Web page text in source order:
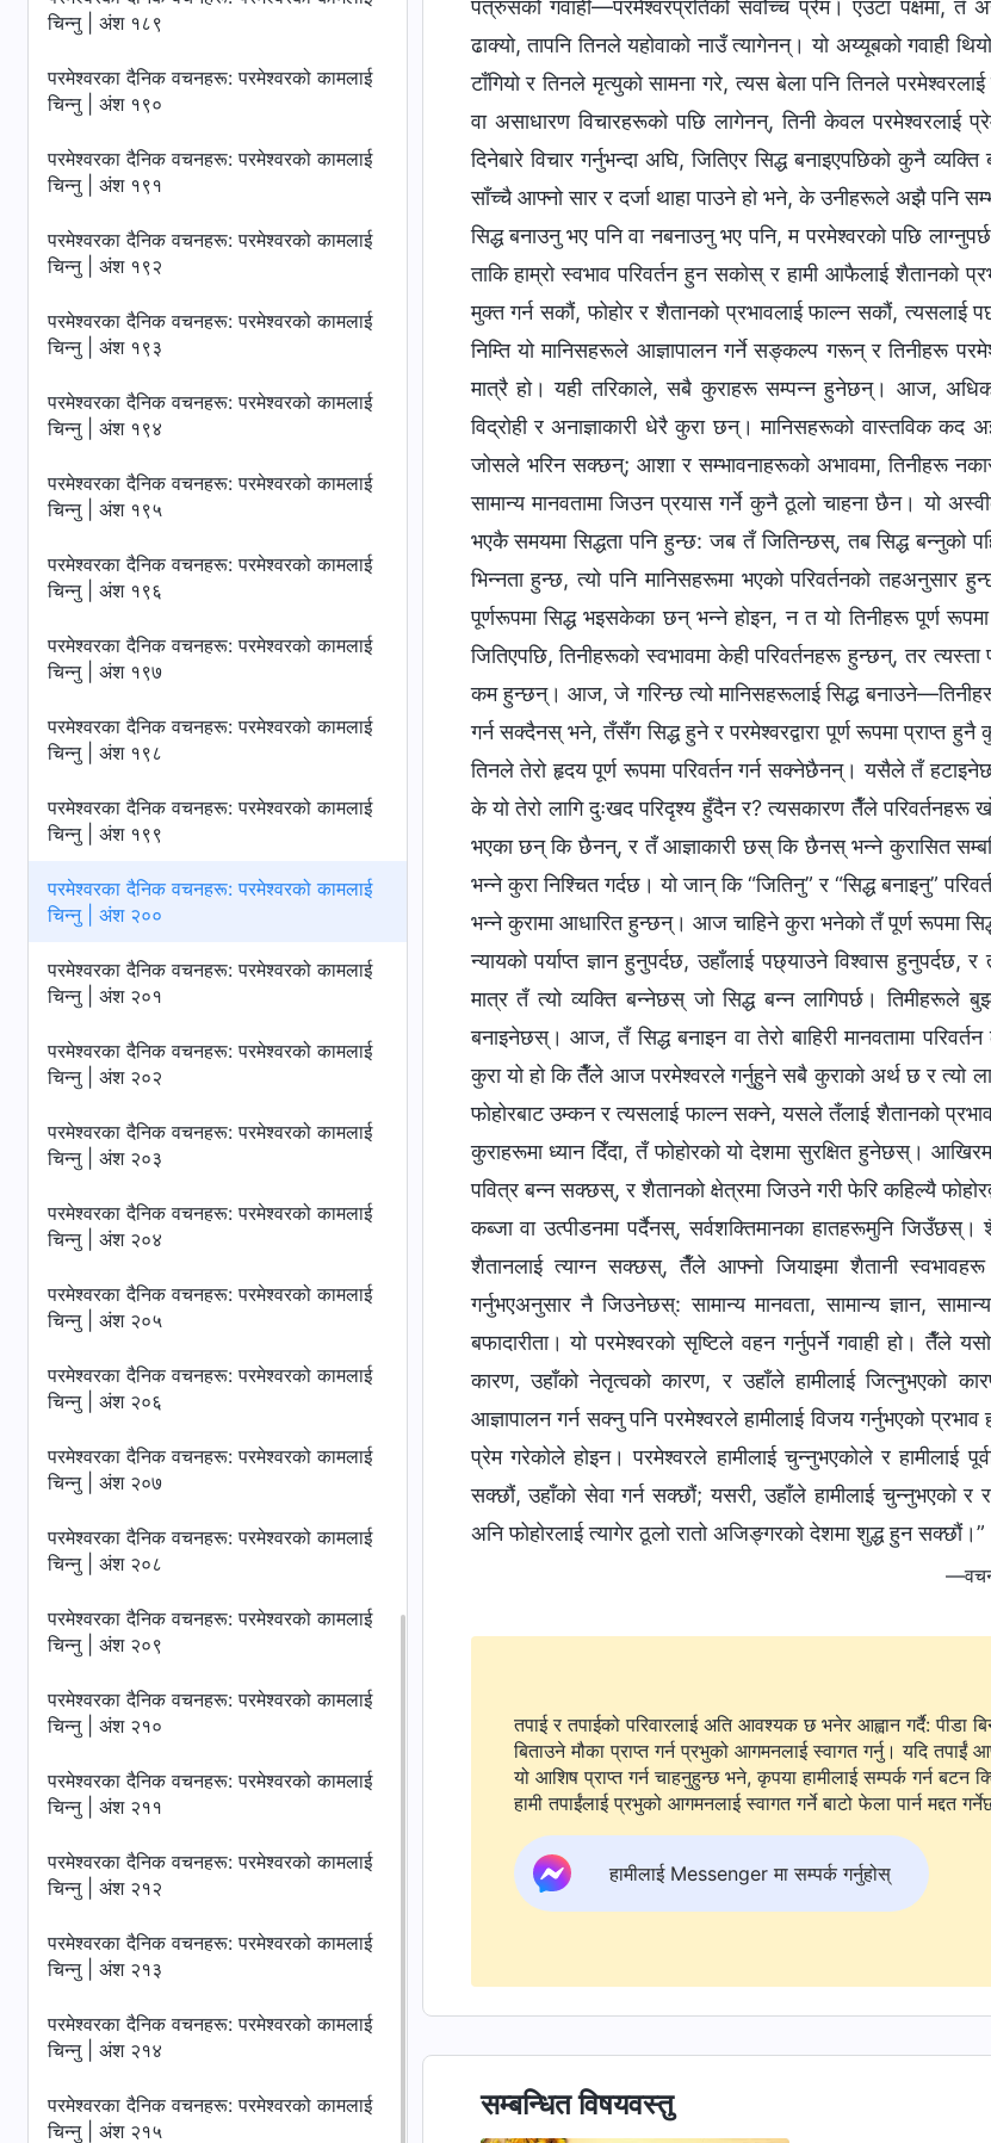
चिन्‍नु | अंश १८९
परमेश्‍वरका दैनिक वचनहरू: परमेश्‍वरको कामलाई
चिन्‍नु | अंश १९०
परमेश्‍वरका दैनिक वचनहरू: परमेश्‍वरको कामलाई
चिन्‍नु | अंश १९१
परमेश्‍वरका दैनिक वचनहरू: परमेश्‍वरको कामलाई
चिन्‍नु | अंश १९२
परमेश्‍वरका दैनिक वचनहरू: परमेश्‍वरको कामलाई
चिन्‍नु | अंश १९३
परमेश्‍वरका दैनिक वचनहरू: परमेश्‍वरको कामलाई
चिन्‍नु | अंश १९४
परमेश्‍वरका दैनिक वचनहरू: परमेश्‍वरको कामलाई
चिन्‍नु | अंश १९५
परमेश्‍वरका दैनिक वचनहरू: परमेश्‍वरको कामलाई
चिन्‍नु | अंश १९६
परमेश्‍वरका दैनिक वचनहरू: परमेश्‍वरको कामलाई
चिन्‍नु | अंश १९७
परमेश्‍वरका दैनिक वचनहरू: परमेश्‍वरको कामलाई
चिन्‍नु | अंश १९८
परमेश्‍वरका दैनिक वचनहरू: परमेश्‍वरको कामलाई
चिन्‍नु | अंश १९९
परमेश्‍वरका दैनिक वचनहरू: परमेश्‍वरको कामलाई
चिन्‍नु | अंश २००
परमेश्‍वरका दैनिक वचनहरू: परमेश्‍वरको कामलाई
चिन्‍नु | अंश २०१
परमेश्‍वरका दैनिक वचनहरू: परमेश्‍वरको कामलाई
चिन्‍नु | अंश २०२
परमेश्‍वरका दैनिक वचनहरू: परमेश्‍वरको कामलाई
चिन्‍नु | अंश २०३
परमेश्‍वरका दैनिक वचनहरू: परमेश्‍वरको कामलाई
चिन्‍नु | अंश २०४
परमेश्‍वरका दैनिक वचनहरू: परमेश्‍वरको कामलाई
चिन्‍नु | अंश २०५
परमेश्‍वरका दैनिक वचनहरू: परमेश्‍वरको कामलाई
चिन्‍नु | अंश २०६
परमेश्‍वरका दैनिक वचनहरू: परमेश्‍वरको कामलाई
चिन्‍नु | अंश २०७
परमेश्‍वरका दैनिक वचनहरू: परमेश्‍वरको कामलाई
चिन्‍नु | अंश २०८
परमेश्‍वरका दैनिक वचनहरू: परमेश्‍वरको कामलाई
चिन्‍नु | अंश २०९
परमेश्‍वरका दैनिक वचनहरू: परमेश्‍वरको कामलाई
चिन्‍नु | अंश २१०
परमेश्‍वरका दैनिक वचनहरू: परमेश्‍वरको कामलाई
चिन्‍नु | अंश २११
परमेश्‍वरका दैनिक वचनहरू: परमेश्‍वरको कामलाई
चिन्‍नु | अंश २१२
परमेश्‍वरका दैनिक वचनहरू: परमेश्‍वरको कामलाई
चिन्‍नु | अंश २१३
परमेश्‍वरका दैनिक वचनहरू: परमेश्‍वरको कामलाई
चिन्‍नु | अंश २१४
परमेश्‍वरका दैनिक वचनहरू: परमेश्‍वरको कामलाई
चिन्‍नु | अंश २१५
पत्रुसको गवाही—परमेश्‍वरप्रतिको सर्वोच्च प्रेम। एउटा पक्षमा,
ढाक्यो, तापनि तिनले यहोवाको नाउँ त्यागेनन्। यो अय्यूबको
टाँगियो र तिनले मृत्युको सामना गरे, त्यस बेला पनि तिनले
वा असाधारण विचारहरूको पछि लागेनन्, तिनी केवल परमेश्‍वरलाई
दिनेबारे विचार गर्नुभन्दा अघि, जितिएर सिद्ध बनाइएपछिको कुनै
साँच्चै आफ्नो सार र दर्जा थाहा पाउने हो भने, के उनीहरूले अझै पनि
सिद्ध बनाउनु भए पनि वा नबनाउनु भए पनि, म परमेश्‍वरको पछि
ताकि हाम्रो स्वभाव परिवर्तन हुन सकोस् र हामी आफैलाई शैतानको
मुक्त गर्न सकौं, फोहोर र शैतानको प्रभावलाई फाल्न सकौं, त्यसलाई
निम्ति यो मानिसहरूले आज्ञापालन गर्ने सङ्कल्प गरून् र तिनीहरू
मात्रै हो। यही तरिकाले, सबै कुराहरू सम्पन्न हुनेछन्। आज,
विद्रोही र अनाज्ञाकारी धेरै कुरा छन्। मानिसहरूको वास्तविक
जोसले भरिन सक्छन्; आशा र सम्भावनाहरूको अभावमा, तिनीहरू
सामान्य मानवतामा जिउन प्रयास गर्ने कुनै ठूलो चाहना छैन। यो
भएकै समयमा सिद्धता पनि हुन्छ: जब तँ जितिन्छस्, तब सिद्ध बन्नुको
भिन्नता हुन्छ, त्यो पनि मानिसहरूमा भएको परिवर्तनको तहअनुसार
पूर्णरूपमा सिद्ध भइसकेका छन् भन्ने होइन, न त यो तिनीहरू पूर्ण
जितिएपछि, तिनीहरूको स्वभावमा केही परिवर्तनहरू हुन्छन्, तर
कम हुन्छन्। आज, जे गरिन्छ त्यो मानिसहरूलाई सिद्ध
गर्न सक्दैनस् भने, तँसँग सिद्ध हुने र परमेश्‍वरद्वारा पूर्ण रूपमा प्राप्त
तिनले तेरो हृदय पूर्ण रूपमा परिवर्तन गर्न सक्‍नेछैनन्। यसैले तँ
के यो तेरो लागि दुःखद परिदृश्य हुँदैन र? त्यसकारण तैँले परिवर्तनहरू
भएका छन् कि छैनन्, र तँ आज्ञाकारी छस् कि छैनस् भन्ने कुरासित
भन्ने कुरा निश्चित गर्दछ। यो जान् कि “जितिनु” र “सिद्ध बनाइनु”
भन्ने कुरामा आधारित हुन्छन्। आज चाहिने कुरा भनेको तँ पूर्ण रूपमा
न्यायको पर्याप्त ज्ञान हुनुपर्दछ, उहाँलाई पछ्याउने विश्‍वास हुनुपर्दछ,
मात्र तँ त्यो व्यक्ति बन्नेछस् जो सिद्ध बन्‍न लागिपर्छ। तिमीहरूले
बनाइनेछस्। आज, तँ सिद्ध बनाइन वा तेरो बाहिरी मानवतामा
कुरा यो हो कि तैँले आज परमेश्‍वरले गर्नुहुने सबै कुराको अर्थ छ र त्यो
फोहोरबाट उम्कन र त्यसलाई फाल्न सक्‍ने, यसले तँलाई शैतानको
कुराहरूमा ध्यान दिँदा, तँ फोहोरको यो देशमा सुरक्षित हुनेछस्।
पवित्र बन्न सक्छस्, र शैतानको क्षेत्रमा जिउने गरी फेरि कहिल्यै
कब्जा वा उत्पीडनमा पर्दैनस्, सर्वशक्तिमानका हातहरूमुनि
शैतानलाई त्याग्न सक्छस्, तैँले आफ्नो जियाइमा शैतानी
गर्नुभएअनुसार नै जिउनेछस्: सामान्य मानवता, सामान्य ज्ञान,
बफादारीता। यो परमेश्‍वरको सृष्टिले वहन गर्नुपर्ने गवाही हो। तैँले
कारण, उहाँको नेतृत्वको कारण, र उहाँले हामीलाई जित्नुभएको
आज्ञापालन गर्न सक्नु पनि परमेश्‍वरले हामीलाई विजय गर्नुभएको
प्रेम गरेकोले होइन। परमेश्‍वरले हामीलाई चुन्नुभएकोले र हामीलाई
सक्छौं, उहाँको सेवा गर्न सक्छौं; यसरी, उहाँले हामीलाई चुन्नुभएको र
अनि फोहोरलाई त्यागेर ठूलो रातो अजिङ्गरको देशमा शुद्ध हुन सक्छौं।”
तपाई र तपाईको परिवारलाई अति आवश्यक छ भनेर आह्वान गर्दै: पीडा
बिताउने मौका प्राप्त गर्न प्रभुको आगमनलाई स्वागत गर्नु। यदि तपाईं
यो आशिष प्राप्त गर्न चाहनुहुन्छ भने, कृपया हामीलाई सम्पर्क गर्न बटन
हामी तपाईंलाई प्रभुको आगमनलाई स्वागत गर्ने बाटो फेला पार्न मद्दत
हामीलाई Messenger मा सम्पर्क गर्नुहोस्
सम्बन्धित विषयवस्तु